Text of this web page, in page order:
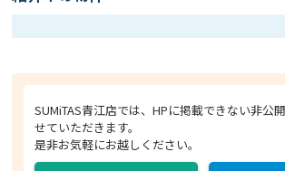
SUMiTAS青江店では、HPに掲載できない非公
せていただきます。
是非お気軽にお越しください。